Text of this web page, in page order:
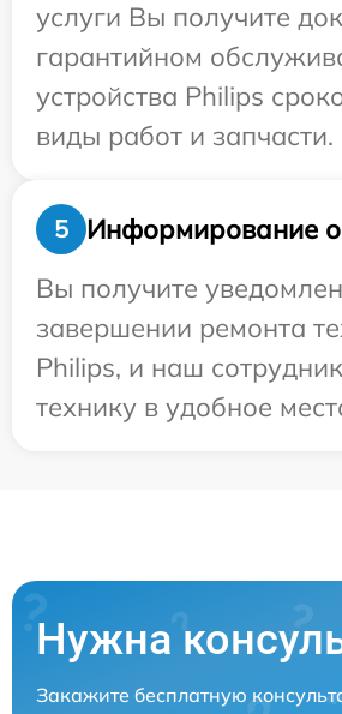
услуги Вы получите
гарантийном
устройства Philips
виды работ и запчасти.
5
Информирование о
Вы получите
завершении ремонта
Philips, и наш
технику в удобное
Нужна
Закажите бесплатную